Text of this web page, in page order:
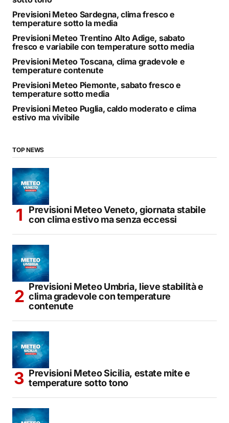
Previsioni Meteo Sardegna, clima fresco e
temperature sotto la media
Previsioni Meteo Trentino Alto Adige, sabato
fresco e variabile con temperature sotto media
Previsioni Meteo Toscana, clima gradevole e
temperature contenute
Previsioni Meteo Piemonte, sabato fresco e
temperature sotto media
Previsioni Meteo Puglia, caldo moderato e clima
estivo ma vivibile
TOP NEWS
Previsioni Meteo Veneto, giornata stabile
con clima estivo ma senza eccessi
Previsioni Meteo Umbria, lieve stabilità e
clima gradevole con temperature
contenute
Previsioni Meteo Sicilia, estate mite e
temperature sotto tono